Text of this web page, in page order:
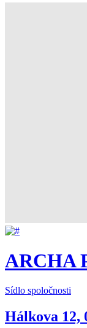
ARCHA
Sídlo spoločnosti
Hálkova 12,